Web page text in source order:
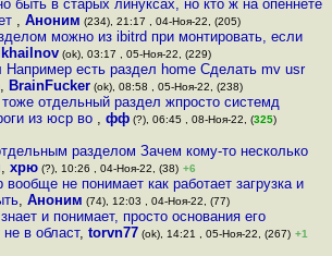
быть в старых линуксах, но кто ж на опеннете
, Аноним (234), 21:17 , 04-Ноя-22, (205)
можно из ibitrd при монтировать, если
(ok), 03:17 , 05-Ноя-22, (229)
Например есть раздел home Сделать mv usr
, BrainFucker(ok), 08:58 , 05-Ноя-22, (238)
отдельный раздел жпросто системд
из юср во ,фф (?), 06:45 , 08-Ноя-22, (325)
разделом Зачем кому-то несколько
,хрю (?), 10:26 , 04-Ноя-22, (38) +6
вообще не понимает как работает загрузка и
, Аноним (74), 12:03 , 04-Ноя-22, (77)
и понимает, просто основания его
в област, torvn77(ok), 14:21 , 05-Ноя-22, (267) +1